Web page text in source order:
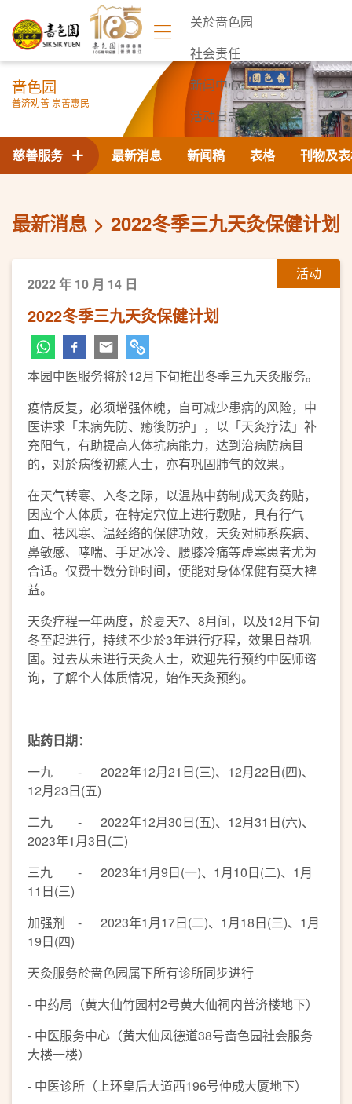
关於啬色园
社会责任
新闻中心
活动日志
联络我们
啬色园
普济劝善 崇善惠民
最新消息 新闻稿 表格 刊物及
慈善服务
最新消息 2022冬季三九天灸保健计划
活动
2022 年 10 月 14 日
2022冬季三九天灸保健计划
本园中医服务将於12月下旬推出冬季三九天灸服务。
疫情反复，必须增强体魄，自可减少患病的风险，中
医讲求「未病先防、癒後防护」，以「天灸疗法」补
充阳气，有助提高人体抗病能力，达到治病防病目
的，对於病後初癒人士，亦有巩固肺气的效果。
在天气转寒、入冬之际，以温热中药制成天灸药贴，
因应个人体质，在特定穴位上进行敷贴，具有行气
血、祛风寒、温经络的保健功效，天灸对肺系疾病、
鼻敏感、哮喘、手足冰冷、腰膝冷痛等虚寒患者尤为
合适。仅费十数分钟时间，便能对身体保健有莫大裨
益。
天灸疗程一年两度，於夏天7、8月间，以及12月下旬
冬至起进行，持续不少於3年进行疗程，效果日益巩
固。过去从未进行天灸人士，欢迎先行预约中医师谘
询，了解个人体质情况，始作天灸预约。
贴药日期：
一九 - 2022年12月21日(三)、12月22日(四)、
12月23日(五)
二九 - 2022年12月30日(五)、12月31日(六)、
2023年1月3日(二)
三九 - 2023年1月9日(一)、1月10日(二)、1月
11日(三)
加强剂 - 2023年1月17日(二)、1月18日(三)、1月
19日(四)
天灸服务於啬色园属下所有诊所同步进行
- 中药局（黄大仙竹园村2号黄大仙祠内普济楼地下）
- 中医服务中心（黄大仙凤德道38号啬色园社会服务
大楼一楼）
- 中医诊所（上环皇后大道西196号仲成大厦地下）